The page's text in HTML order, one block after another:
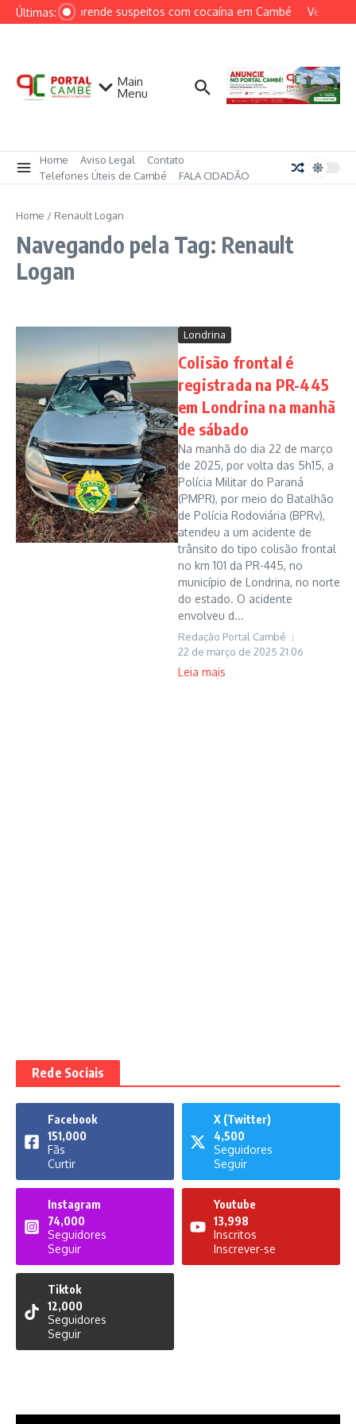
Ir para o conteúdo
Últimas:PCPR prende suspeitos com cocaína em Cambé Ventos
Main
Menu
Home Aviso Legal
Contato
Telefones Úteis de Cambé
FALA CIDADÃO
Home / Renault Logan
Navegando pela Tag: Renault
Logan
Londrina
Colisão frontal é
registrada na PR-445
em Londrina na manhã
de sábado
Na manhã do dia 22 de março
de 2025, por volta das 5h15, a
Polícia Militar do Paraná
(PMPR), por meio do Batalhão
de Polícia Rodoviária (BPRv),
atendeu a um acidente de
trânsito do tipo colisão frontal
no km 101 da PR-445, no
município de Londrina, no norte
do estado. O acidente
envolveu d...
Redação Portal Cambé
22 de março de 2025 21:06
Leia mais
Rede Sociais
Facebook
151,000
Fãs
Curtir
X (Twitter)
4,500
Seguidores
Seguir
Instagram
74,000
Seguidores
Seguir
Youtube
13,998
Inscritos
Inscrever-se
Tiktok
12,000
Seguidores
Seguir